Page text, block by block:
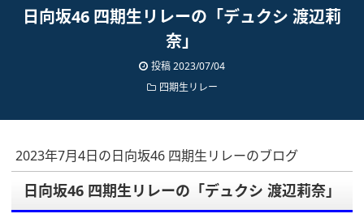
日向坂46 四期生リレーの「デュクシ 渡辺莉
奈」
投稿2023/07/04
四期生リレー
2023年7月4日の日向坂46 四期生リレーのブログ
日向坂46 四期生リレーの「デュクシ 渡辺莉奈」